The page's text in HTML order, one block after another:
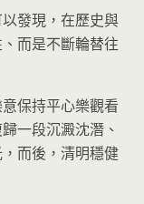
發現，在歷史與
而是不斷輪替往
保持平心樂觀看
一段沉澱沈潛、
而後，清明穩健